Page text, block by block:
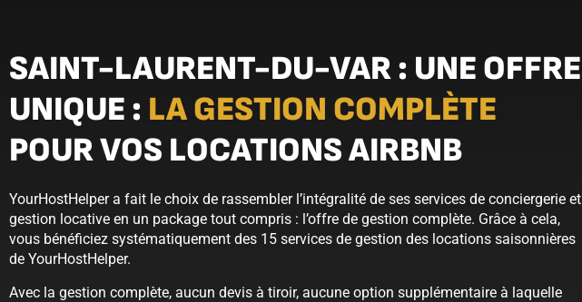
SAINT-LAURENT-DU-VAR : UNE OFFRE
UNIQUE : LA GESTION COMPLÈTE
POUR VOS LOCATIONS AIRBNB
YourHostHelper a fait le choix de rassembler l’intégralité de ses services de conciergerie et
gestion locative en un package tout compris : l’offre de gestion complète. Grâce à cela,
vous bénéficiez systématiquement des 15 services de gestion des locations saisonnières
de YourHostHelper.
Avec la gestion complète, aucun devis à tiroir, aucune option supplémentaire à laquelle